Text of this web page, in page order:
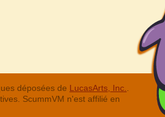
déposées de LucasArts, Inc.
ScummVM n'est affilié en